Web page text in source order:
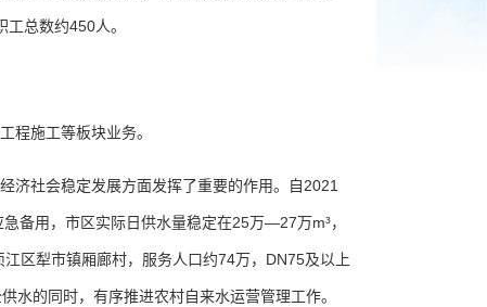
总数约450人。
施工等板块业务。
社会稳定发展方面发挥了重要的作用。自2021
备用，市区实际日供水量稳定在25万—27万m³，
区犁市镇厢廊村，服务人口约74万，DN75及以上
的同时，有序推进农村自来水运营管理工作。